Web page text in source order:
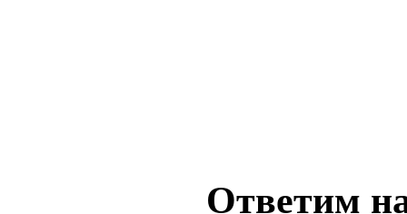
Ответим